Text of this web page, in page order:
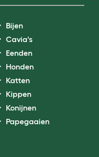
Bijen
Cavia's
Eenden
Honden
Katten
Kippen
Konijnen
Papegaaien